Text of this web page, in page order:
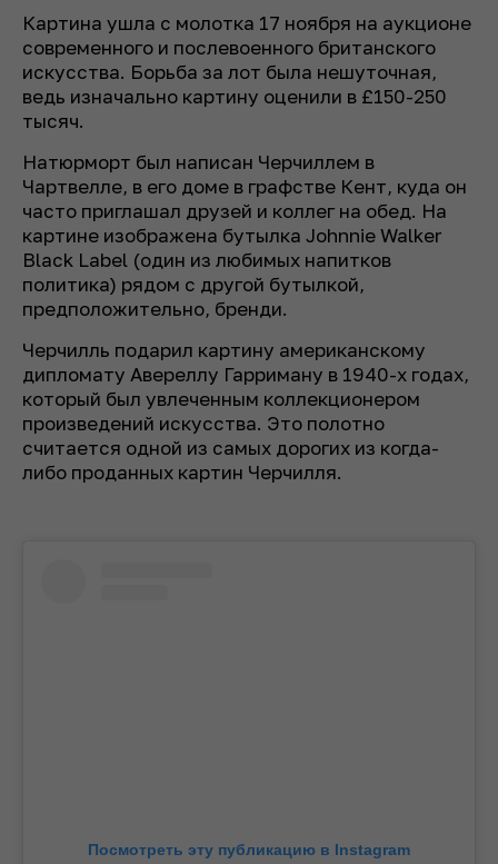
Картина ушла с молотка 17 ноября на аукционе
современного и послевоенного британского
искусства. Борьба за лот была нешуточная,
ведь изначально картину оценили в £150-250
тысяч.
Натюрморт был написан Черчиллем в
Чартвелле, в его доме в графстве Кент, куда он
часто приглашал друзей и коллег на обед. На
картине изображена бутылка Johnnie Walker
Black Label (один из любимых напитков
политика) рядом с другой бутылкой,
предположительно, бренди.
Черчилль подарил картину американскому
дипломату Авереллу Гарриману в 1940-х годах,
который был увлеченным коллекционером
произведений искусства. Это полотно
считается одной из самых дорогих из когда-
либо проданных картин Черчилля.
Посмотреть эту публикацию в Instagram